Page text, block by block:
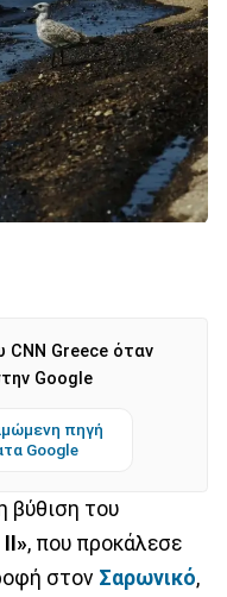
CNN Greece όταν
Google
πηγή
Google
βύθιση του
, που προκάλεσε
στον Σαρωνικό,